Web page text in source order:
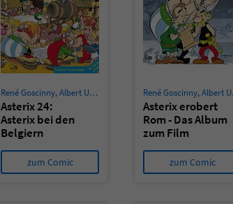
René Goscinny,Albert Uderzo
Asterix 24:
Asterix bei den
Belgiern
Sonderausgabe)
zum Comic
René Goscinny,Albert Uderzo
Asterix erobert
Rom - Das Album
zum Film
zum Comic